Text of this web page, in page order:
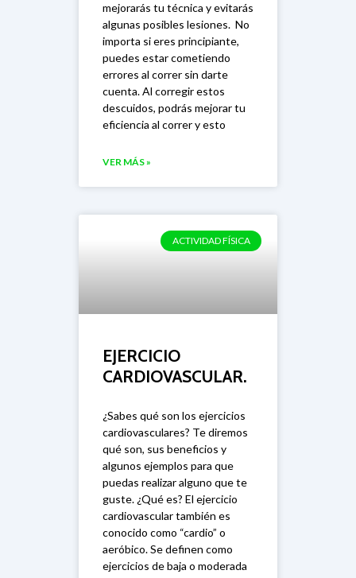
mejorarás tu técnica y evitarás
algunas posibles lesiones. No
importa si eres principiante,
puedes estar cometiendo
errores al correr sin darte
cuenta. Al corregir estos
descuidos, podrás mejorar tu
eficiencia al correr y esto
VER MÁS »
ACTIVIDAD FÍSICA
EJERCICIO
CARDIOVASCULAR.
¿Sabes qué son los ejercicios
cardiovasculares? Te diremos
qué son, sus beneficios y
algunos ejemplos para que
puedas realizar alguno que te
guste. ¿Qué es? El ejercicio
cardiovascular también es
conocido como “cardio” o
aeróbico. Se definen como
ejercicios de baja o moderada